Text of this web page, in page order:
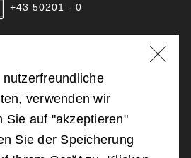
+43 50201 - 0
für Landesverteidigung
Barrierefreiheit
verwenden wir
Sie auf "akzeptieren"
Sie der Speicherung